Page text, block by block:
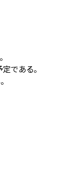
である。